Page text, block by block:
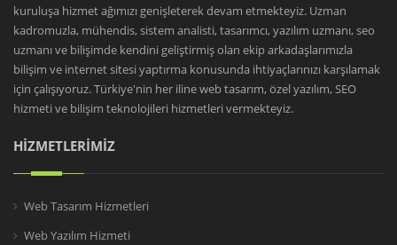
kuruluşa hizmet ağımızı genişleterek devam etmekteyiz. Uzman
kadromuzla, mühendis, sistem analisti, tasarımcı, yazılım uzmanı, seo
uzmanı ve bilişimde kendini geliştirmiş olan ekip arkadaşlarımızla
bilişim ve internet sitesi yaptırma konusunda ihtiyaçlarınızı karşılamak
için çalışıyoruz. Türkiye'nin her iline web tasarım, özel yazılım, SEO
hizmeti ve bilişim teknolojileri hizmetleri vermekteyiz.
HİZMETLERİMİZ
Web Tasarım Hizmetleri
Web Yazılım Hizmeti